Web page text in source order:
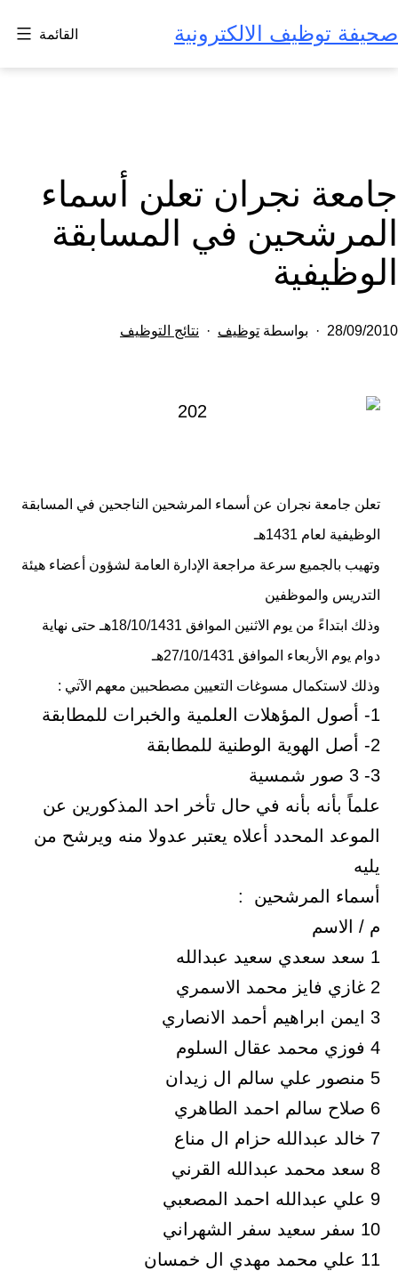
إلى
المحتوى
صحيفة توظيف الالكترونية القائمة
جامعة نجران تعلن أسماء
المرشحين في المسابقة
الوظيفية
تم
28/09/2010 بواسطة توظيف
مصنف
نتائج التوظيف
تعلن جامعة نجران عن أسماء المرشحين الناجحين في المسابقة
الوظيفية لعام 1431هـ
وتهيب بالجميع سرعة مراجعة الإدارة العامة لشؤون أعضاء هيئة
التدريس والموظفين
وذلك ابتداءً من يوم الاثنين الموافق 18/10/1431هـ حتى نهاية
دوام يوم الأربعاء الموافق 27/10/1431هـ
وذلك لاستكمال مسوغات التعيين مصطحبين معهم الآتي :
1- أصول المؤهلات العلمية والخبرات للمطابقة
2- أصل الهوية الوطنية للمطابقة
3- 3 صور شمسية
علماً بأنه بأنه في حال تأخر احد المذكورين عن
الموعد المحدد أعلاه يعتبر عدولا منه ويرشح من
يليه
أسماء المرشحين :
م / الاسم
1 سعد سعدي سعيد عبدالله
2 غازي فايز محمد الاسمري
3 ايمن ابراهيم أحمد الانصاري
4 فوزي محمد عقال السلوم
5 منصور علي سالم ال زيدان
6 صلاح سالم احمد الطاهري
7 خالد عبدالله حزام ال مناع
8 سعد محمد عبدالله القرني
9 علي عبدالله احمد المصعبي
10 سفر سعيد سفر الشهراني
11 علي محمد مهدي ال خمسان